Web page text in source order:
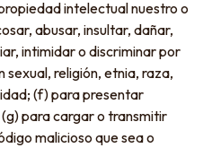
intelectual nuestro o
abusar, insultar, dañar,
intimidar o discriminar por
religión, etnia, raza,
(f) para presentar
para cargar o transmitir
malicioso que sea o